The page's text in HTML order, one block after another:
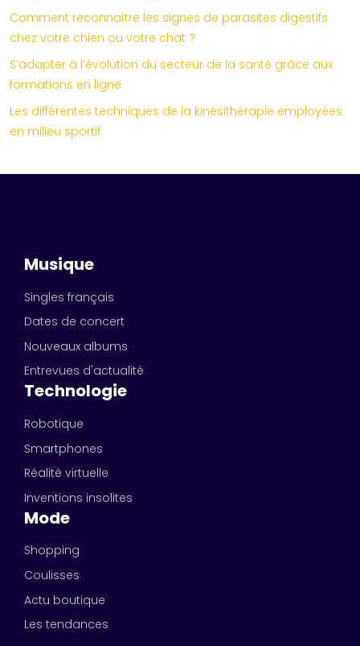
Comment reconnaître les signes de parasites digestifs
chez votre chien ou votre chat ?
S’adapter à l’évolution du secteur de la santé grâce aux
formations en ligne
Les différentes techniques de la kinésithérapie employées
en milieu sportif
Musique
Singles français
Dates de concert
Nouveaux albums
Entrevues d'actualité
Technologie
Robotique
Smartphones
Réalité virtuelle
Inventions insolites
Mode
Shopping
Coulisses
Actu boutique
Les tendances